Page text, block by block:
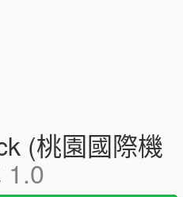
(桃園國際機
1.0